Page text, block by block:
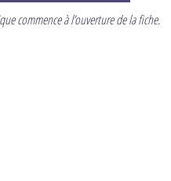
commence à l’ouverture de la fiche.